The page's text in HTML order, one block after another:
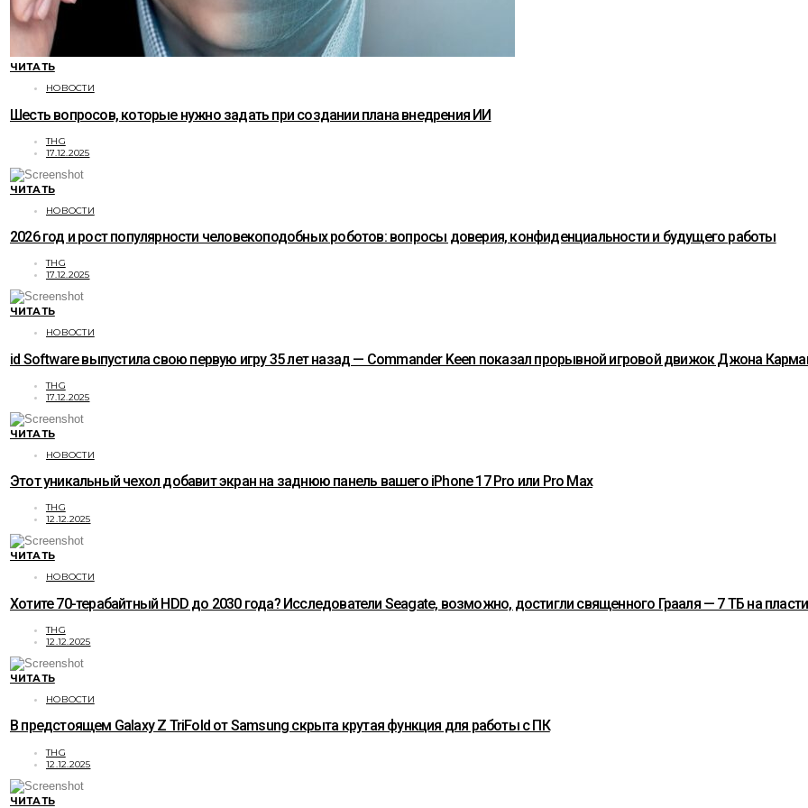
ЧИТАТЬ
НОВОСТИ
Шесть вопросов, которые нужно задать при создании плана внедрения ИИ
THG
17.12.2025
ЧИТАТЬ
НОВОСТИ
2026 год и рост популярности человекоподобных роботов: вопросы доверия, конфиденциальности и будущего работы
THG
17.12.2025
ЧИТАТЬ
НОВОСТИ
id Software выпустила свою первую игру 35 лет назад — Commander Keen показал прорывной игровой движок Джона
THG
17.12.2025
ЧИТАТЬ
НОВОСТИ
Этот уникальный чехол добавит экран на заднюю панель вашего iPhone 17 Pro или Pro Max
THG
12.12.2025
ЧИТАТЬ
НОВОСТИ
Хотите 70-терабайтный HDD до 2030 года? Исследователи Seagate, возможно, достигли священного Грааля — 7 ТБ на
THG
12.12.2025
ЧИТАТЬ
НОВОСТИ
В предстоящем Galaxy Z TriFold от Samsung скрыта крутая функция для работы с ПК
THG
12.12.2025
ЧИТАТЬ